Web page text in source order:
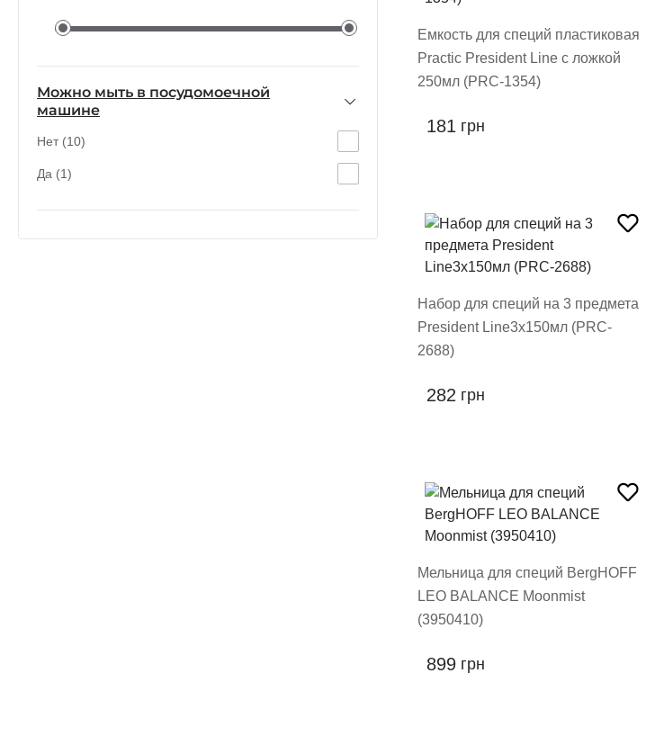
Можно мыть в посудомоечной
машине
Нет (10)
Да (1)
Емкость для специй пластиковая
Practic President Line с ложкой
250мл (PRC-1354)
181 грн
Набор для специй на 3 предмета
President Line3х150мл (PRC-
2688)
282 грн
Мельница для специй BergHOFF
LEO BALANCE Moonmist
(3950410)
899 грн